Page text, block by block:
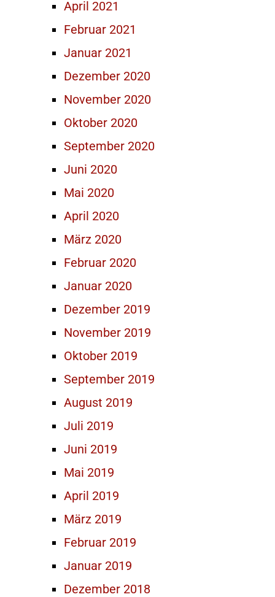
April 2021
Februar 2021
Januar 2021
Dezember 2020
November 2020
Oktober 2020
September 2020
Juni 2020
Mai 2020
April 2020
März 2020
Februar 2020
Januar 2020
Dezember 2019
November 2019
Oktober 2019
September 2019
August 2019
Juli 2019
Juni 2019
Mai 2019
April 2019
März 2019
Februar 2019
Januar 2019
Dezember 2018